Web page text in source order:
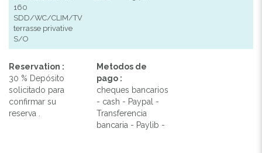
160
SDD/WC/CLIM/TV
terrasse privative
S/O
Reservation :
30 % Depósito
solicitado para
confirmar su
reserva .
Metodos de
pago :
cheques bancarios
- cash - Paypal -
Transferencia
bancaria - Paylib -